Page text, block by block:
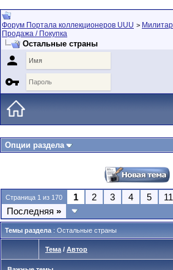
Форум Портала коллекционеров UUU >
Продажа / Покупка
Остальные страны


Опции раздела
Страница 1 из 170 1 2 3 4 5 11
Последняя »
Темы раздела : Остальные страны
Тема / Автор